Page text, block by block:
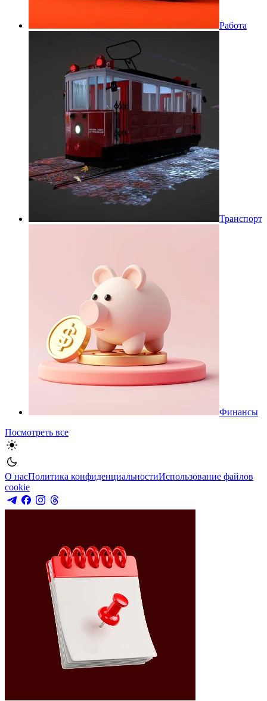
Работа
Транспорт
Финансы
Посмотреть все
О насПолитика конфиденциальностиИспользование файлов
cookie